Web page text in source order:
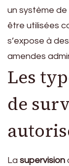
un système de
être utilisées
s’expose à
amendes
Les
de
La supervision